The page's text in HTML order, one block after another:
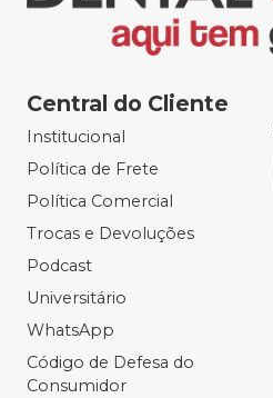
Central do Cliente
Institucional
Política de Frete
Política Comercial
Trocas e Devoluções
Podcast
Universitário
WhatsApp
Código de Defesa do
Consumidor